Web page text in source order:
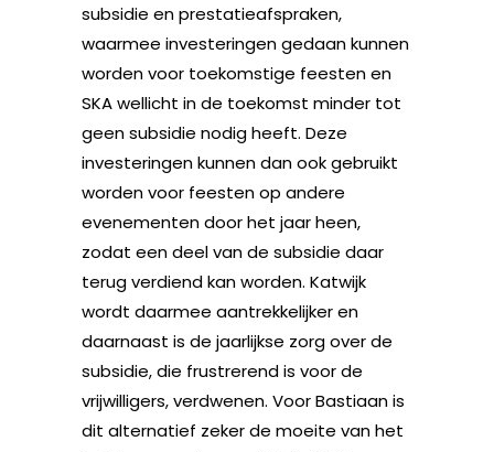
subsidie en prestatieafspraken,
waarmee investeringen gedaan kunnen
worden voor toekomstige feesten en
SKA wellicht in de toekomst minder tot
geen subsidie nodig heeft. Deze
investeringen kunnen dan ook gebruikt
worden voor feesten op andere
evenementen door het jaar heen,
zodat een deel van de subsidie daar
terug verdiend kan worden. Katwijk
wordt daarmee aantrekkelijker en
daarnaast is de jaarlijkse zorg over de
subsidie, die frustrerend is voor de
vrijwilligers, verdwenen. Voor Bastiaan is
dit alternatief zeker de moeite van het